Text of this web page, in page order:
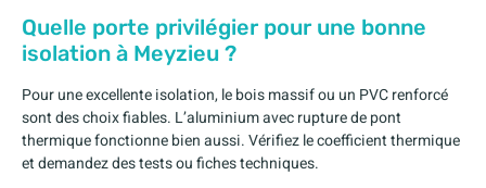
Quelle porte privilégier pour une bonne
isolation à Meyzieu ?
Pour une excellente isolation, le bois massif ou un PVC renforcé
sont des choix fiables. L’aluminium avec rupture de pont
thermique fonctionne bien aussi. Vérifiez le coefficient thermique
et demandez des tests ou fiches techniques.